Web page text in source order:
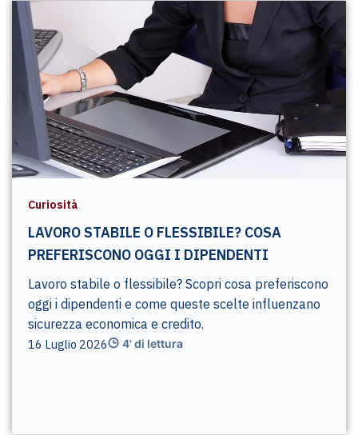
Curiosità
LAVORO STABILE O FLESSIBILE? COSA
PREFERISCONO OGGI I DIPENDENTI
Lavoro stabile o flessibile? Scopri cosa preferiscono
oggi i dipendenti e come queste scelte influenzano
sicurezza economica e credito.
16 Luglio 2026 4' di lettura